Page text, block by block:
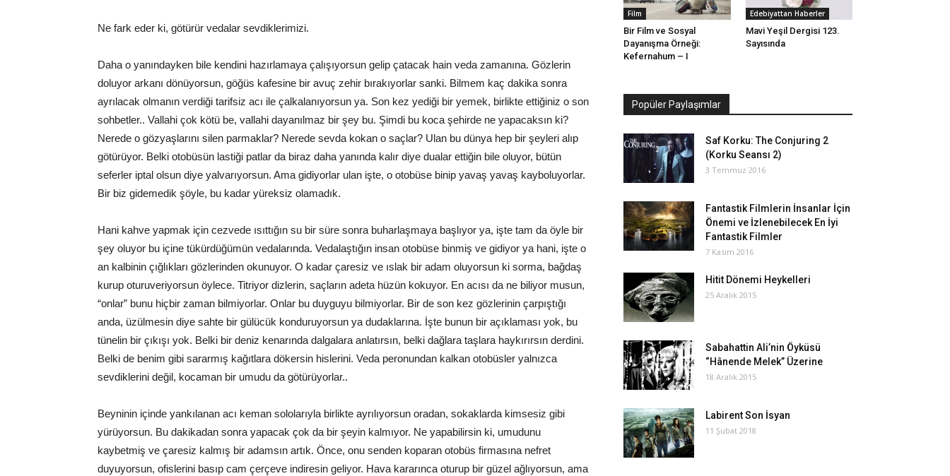
Ne fark eder ki, götürür vedalar sevdiklerimizi.
Daha o yanındayken bile kendini hazırlamaya çalışıyorsun gelip çatacak hain veda zamanına. Gözlerin
doluyor arkanı dönüyorsun, göğüs kafesine bir avuç zehir bırakıyorlar sanki. Bilmem kaç dakika sonra
ayrılacak olmanın verdiği tarifsiz acı ile çalkalanıyorsun ya. Son kez yediği bir yemek, birlikte ettiğiniz o son
sohbetler.. Vallahi çok kötü be, vallahi dayanılmaz bir şey bu. Şimdi bu koca şehirde ne yapacaksın ki?
Nerede o gözyaşlarını silen parmaklar? Nerede sevda kokan o saçlar? Ulan bu dünya hep bir şeyleri alıp
götürüyor. Belki otobüsün lastiği patlar da biraz daha yanında kalır diye dualar ettiğin bile oluyor, bütün
seferler iptal olsun diye yalvarıyorsun. Ama gidiyorlar ulan işte, o otobüse binip yavaş yavaş kayboluyorlar.
Bir biz gidemedik şöyle, bu kadar yüreksiz olamadık.
Hani kahve yapmak için cezvede ısıttığın su bir süre sonra buharlaşmaya başlıyor ya, işte tam da öyle bir
şey oluyor bu içine tükürdüğümün vedalarında. Vedalaştığın insan otobüse binmiş ve gidiyor ya hani, işte o
an kalbinin çığlıkları gözlerinden okunuyor. O kadar çaresiz ve ıslak bir adam oluyorsun ki sorma, bağdaş
kurup oturuveriyorsun öylece. Titriyor dizlerin, saçların adeta hüzün kokuyor. En acısı da ne biliyor musun,
“onlar” bunu hiçbir zaman bilmiyorlar. Onlar bu duyguyu bilmiyorlar. Bir de son kez gözlerinin çarpıştığı
anda, üzülmesin diye sahte bir gülücük konduruyorsun ya dudaklarına. İşte bunun bir açıklaması yok, bu
tünelin bir çıkışı yok. Belki bir deniz kenarında dalgalara anlatırsın, belki dağlara taşlara haykırırsın derdini.
Belki de benim gibi sararmış kağıtlara dökersin hislerini. Veda peronundan kalkan otobüsler yalnızca
sevdiklerini değil, kocaman bir umudu da götürüyorlar..
Beyninin içinde yankılanan acı keman sololarıyla birlikte ayrılıyorsun oradan, sokaklarda kimsesiz gibi
yürüyorsun. Bu dakikadan sonra yapacak çok da bir şeyin kalmıyor. Ne yapabilirsin ki, umudunu
kaybetmiş ve çaresiz kalmış bir adamsın artık. Önce, onu senden koparan otobüs firmasına nefret
duyuyorsun, ofislerini basıp cam çerçeve indiresin geliyor. Hava kararınca oturup bir güzel ağlıyorsun, ama
Film
Bir Film ve Sosyal
Dayanışma Örneği:
Kefernahum – I
Edebiyattan Haberler
Mavi Yeşil Dergisi 123.
Sayısında
Popüler Paylaşımlar
Saf Korku: The Conjuring 2
(Korku Seansı 2)
3 Temmuz 2016
Fantastik Filmlerin İnsanlar İçin
Önemi ve İzlenebilecek En İyi
Fantastik Filmler
7 Kasım 2016
Hitit Dönemi Heykelleri
25 Aralık 2015
Sabahattin Ali’nin Öyküsü
“Hânende Melek” Üzerine
18 Aralık 2015
Labirent Son İsyan
11 Şubat 2018